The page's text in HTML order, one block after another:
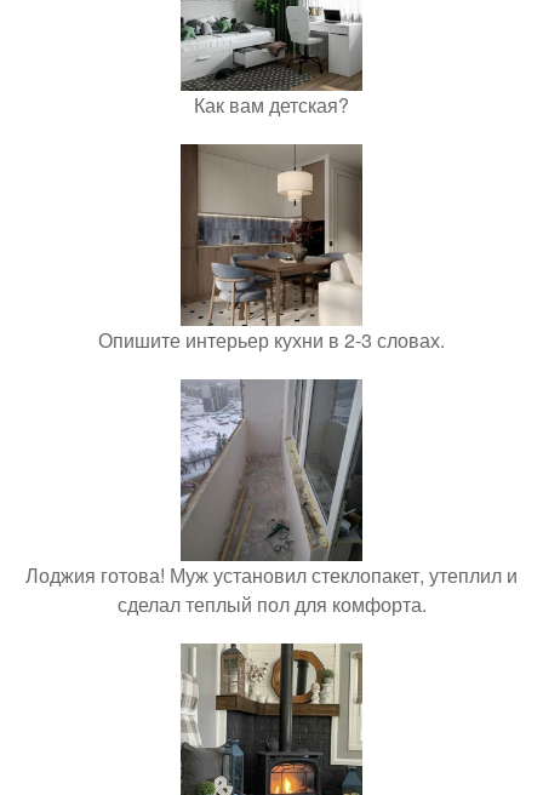
Как вам детская?
Опишите интерьер кухни в 2-3 словах.
Лоджия готова! Муж установил стеклопакет, утеплил и
сделал теплый пол для комфорта.